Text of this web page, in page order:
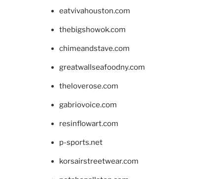
eatvivahouston.com
thebigshowok.com
chimeandstave.com
greatwallseafoodny.com
theloverose.com
gabriovoice.com
resinflowart.com
p-sports.net
korsairstreetwear.com